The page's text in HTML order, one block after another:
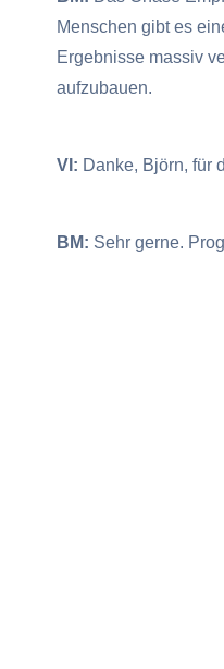
Menschen gibt es
Ergebnisse massiv
aufzubauen.
VI: Danke, Björn, für
BM: Sehr gerne.